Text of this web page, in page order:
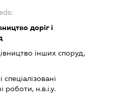
доріг і
інших споруд,
спеціалізовані
роботи, н.в.і.у.